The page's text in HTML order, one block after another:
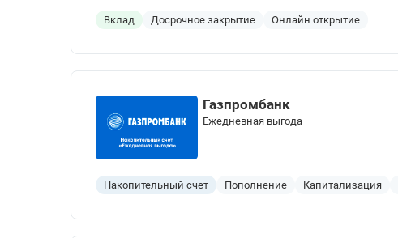
Вклад Досрочное закрытие Онлайн открытие
Газпромбанк
Ежедневная выгода
Накопительный счет Пополнение Капитализация